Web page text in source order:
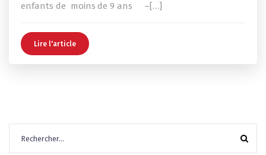
enfants de moins de 9 ans –[…]
Lire l'article